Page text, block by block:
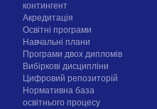
контингент
Акредитація
Освітні програми
Навчальні плани
Програми двох дипломів
Вибіркові дисципліни
Цифровий репозиторій
Нормативна база
освітнього процесу